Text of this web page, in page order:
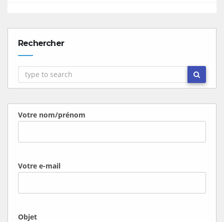
Rechercher
Votre nom/prénom
Votre e-mail
Objet